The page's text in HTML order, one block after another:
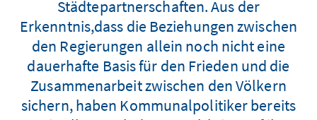
Städtepartnerschaften. Aus der
Erkenntnis,dass die Beziehungen zwischen
den Regierungen allein noch nicht eine
dauerhafte Basis für den Frieden und die
Zusammenarbeit zwischen den Völkern
sichern, haben Kommunalpolitiker bereits